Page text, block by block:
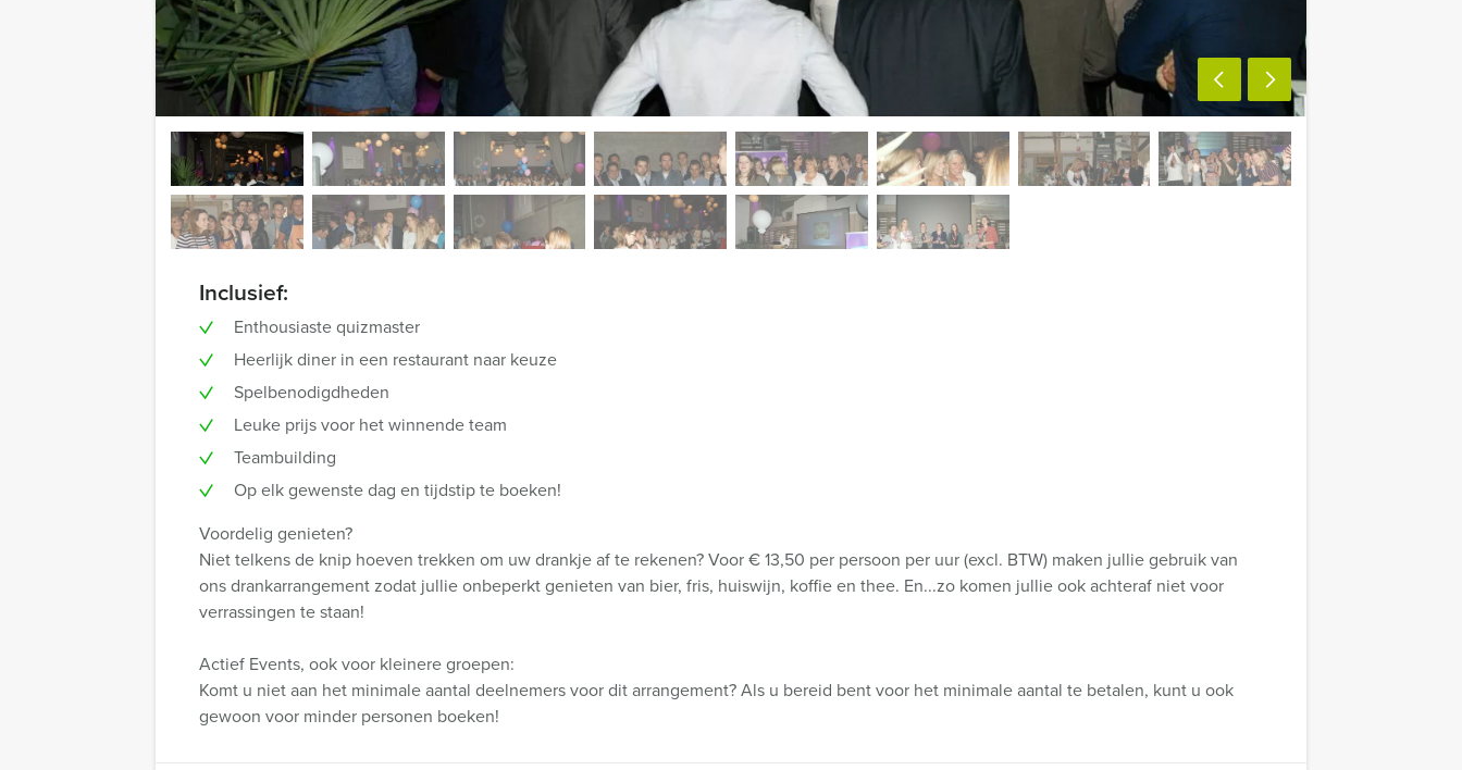
Inclusief:
Enthousiaste quizmaster
Heerlijk diner in een restaurant naar keuze
Spelbenodigdheden
Leuke prijs voor het winnende team
Teambuilding
Op elk gewenste dag en tijdstip te boeken!
Voordelig genieten?
Niet telkens de knip hoeven trekken om uw drankje af te rekenen? Voor € 13,50 per persoon per uur (excl. BTW) maken jullie gebruik van
ons drankarrangement zodat jullie onbeperkt genieten van bier, fris, huiswijn, koffie en thee. En...zo komen jullie ook achteraf niet voor
verrassingen te staan!
Actief Events, ook voor kleinere groepen:
Komt u niet aan het minimale aantal deelnemers voor dit arrangement? Als u bereid bent voor het minimale aantal te betalen, kunt u ook
gewoon voor minder personen boeken!